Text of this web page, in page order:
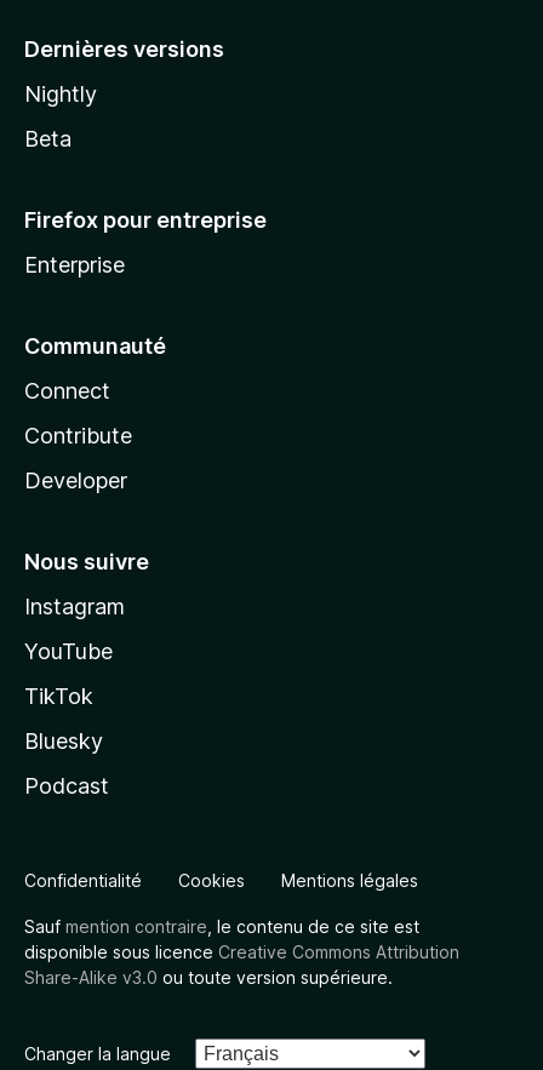
Dernières versions
Nightly
Beta
Firefox pour entreprise
Enterprise
Communauté
Connect
Contribute
Developer
Nous suivre
Instagram
YouTube
TikTok
Bluesky
Podcast
Confidentialité Cookies Mentions légales
Sauf mention contraire , le contenu de ce site est
disponible sous licence Creative Commons Attribution
Share-Alike v3.0 ou toute version supérieure.
Changer la langue